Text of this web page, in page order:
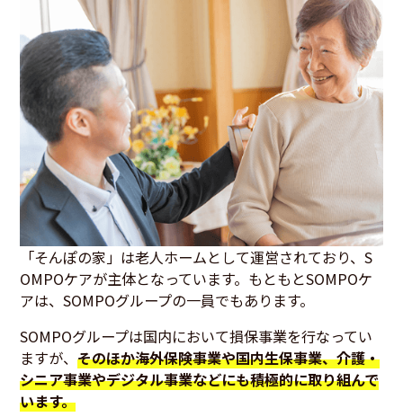
「そんぽの家」は老人ホームとして運営されており、S
OMPOケアが主体となっています。もともとSOMPOケ
アは、SOMPOグループの一員でもあります。
SOMPOグループは国内において損保事業を行なってい
ますが、そのほか海外保険事業や国内生保事業、介護・
シニア事業やデジタル事業などにも積極的に取り組んで
います。